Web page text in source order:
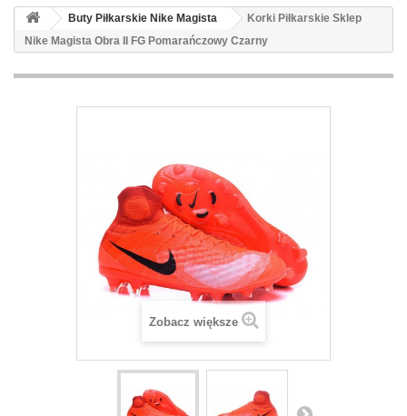
Buty Piłkarskie Nike Magista
Korki Piłkarskie Sklep
Nike Magista Obra II FG Pomarańczowy Czarny
Zobacz większe